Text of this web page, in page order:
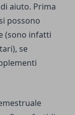
aiuto. Prima
possono
(sono infatti
se